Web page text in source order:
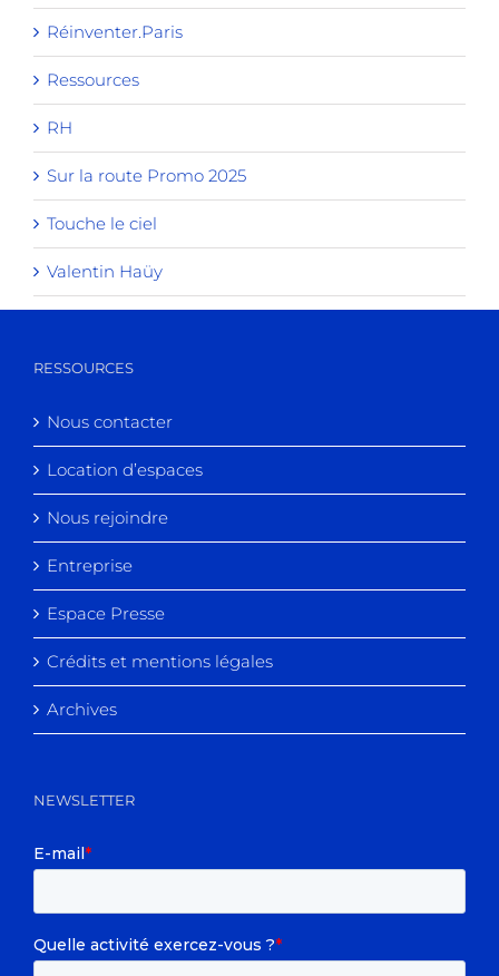
Réinventer.Paris
Ressources
RH
Sur la route Promo 2025
Touche le ciel
Valentin Haüy
RESSOURCES
Nous contacter
Location d’espaces
Nous rejoindre
Entreprise
Espace Presse
Crédits et mentions légales
Archives
NEWSLETTER